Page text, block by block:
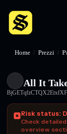
Home / Prezzi /
All It
Risk status:
Check
overview